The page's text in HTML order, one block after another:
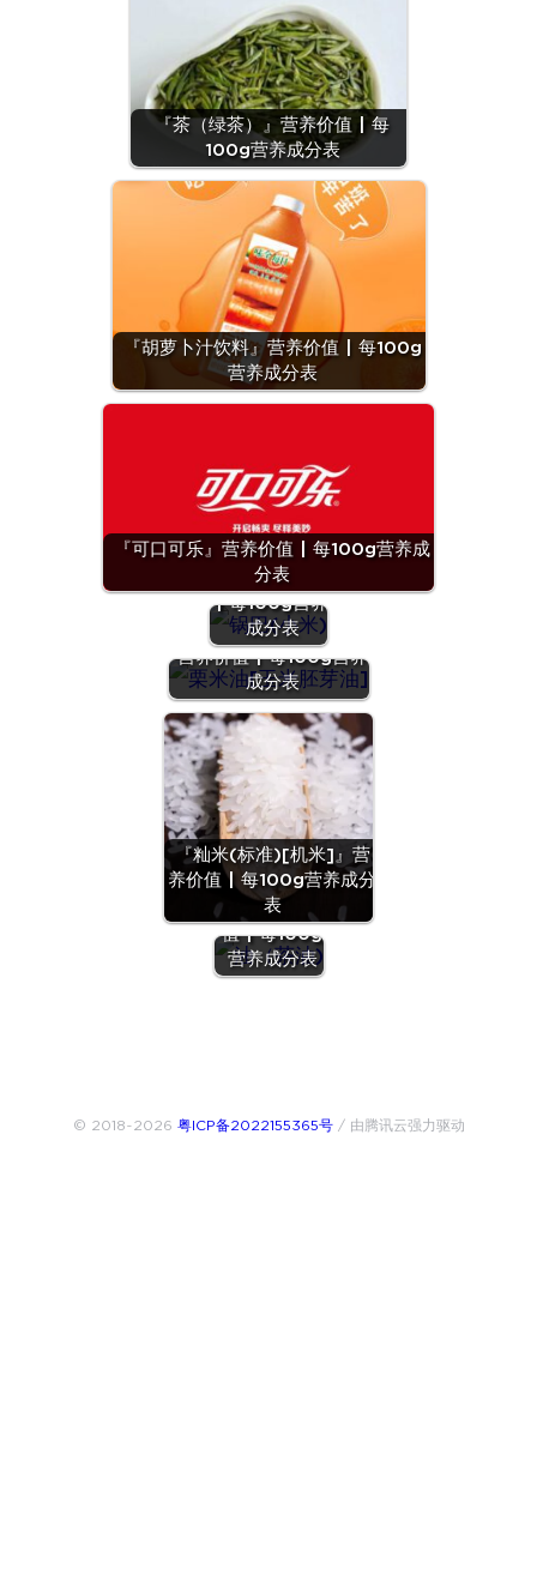
『茶（绿茶）』营养价值 | 每
100g营养成分表
『胡萝卜汁饮料』营养价值 | 每100g
营养成分表
『可口可乐』营养价值 | 每100g营养成
分表
『锅巴(小
米)』营养价值
| 每100g营养
成分表
『栗米油[玉米胚芽油]』
营养价值 | 每100g营养
成分表
『籼米(标准)[机米]』营
养价值 | 每100g营养成分
表
『油（茶
油)』营养价
值 | 每100g
营养成分表
© 2018~2026 粤ICP备2022155365号/ 由腾讯云强力驱动